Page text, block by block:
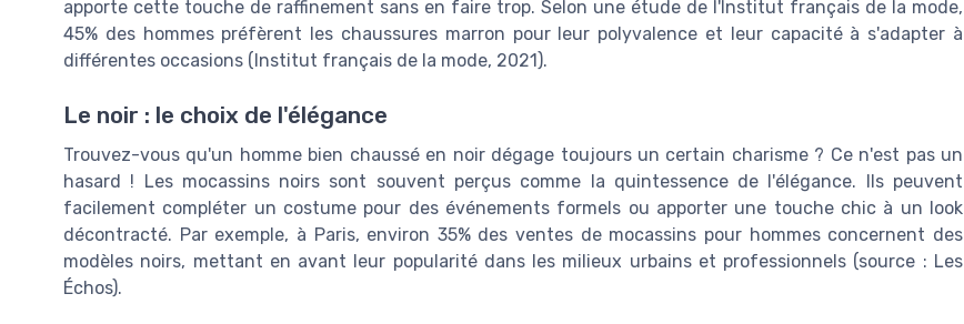
apporte cette touche de raffinement sans en faire trop. Selon une étude de l'Institut français de la mode,
45% des hommes préfèrent les chaussures marron pour leur polyvalence et leur capacité à s'adapter à
différentes occasions (Institut français de la mode, 2021).
Le noir : le choix de l'élégance
Trouvez-vous qu'un homme bien chaussé en noir dégage toujours un certain charisme ? Ce n'est pas un
hasard ! Les mocassins noirs sont souvent perçus comme la quintessence de l'élégance. Ils peuvent
facilement compléter un costume pour des événements formels ou apporter une touche chic à un look
décontracté. Par exemple, à Paris, environ 35% des ventes de mocassins pour hommes concernent des
modèles noirs, mettant en avant leur popularité dans les milieux urbains et professionnels (source : Les
Échos).